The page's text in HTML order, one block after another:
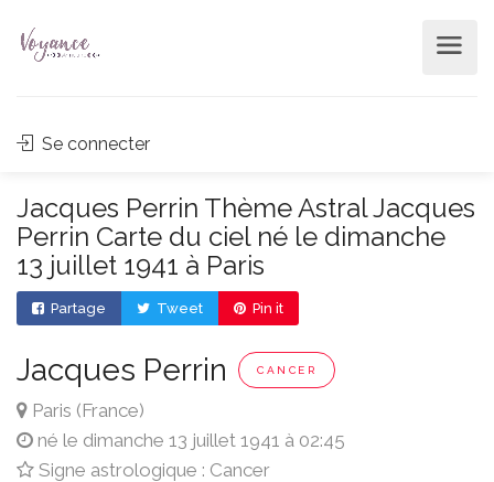
Se connecter
Jacques Perrin Thème Astral Jacques
Perrin Carte du ciel né le dimanche
13 juillet 1941 à Paris
Partage Tweet Pin it
Jacques Perrin CANCER
Paris (France)
né le dimanche 13 juillet 1941 à 02:45
Signe astrologique : Cancer